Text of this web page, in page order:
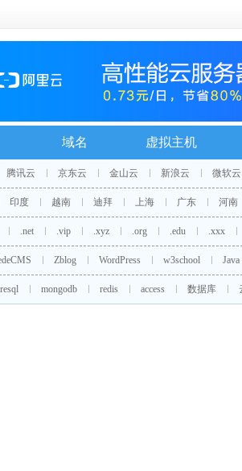
域名 虚拟主机
腾讯云 京东云 金山云 新浪云 微软云
印度 越南 迪拜 上海 广东 河南
.net .vip .xyz .org .edu .xxx
Zblog WordPress w3school Java
mongodb redis access 数据库